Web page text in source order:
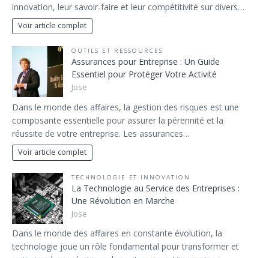
innovation, leur savoir-faire et leur compétitivité sur divers…
Voir article complet
OUTILS ET RESSOURCES
Assurances pour Entreprise : Un Guide
Essentiel pour Protéger Votre Activité
Jose
Dans le monde des affaires, la gestion des risques est une
composante essentielle pour assurer la pérennité et la
réussite de votre entreprise. Les assurances…
Voir article complet
TECHNOLOGIE ET INNOVATION
La Technologie au Service des Entreprises :
Une Révolution en Marche
Jose
Dans le monde des affaires en constante évolution, la
technologie joue un rôle fondamental pour transformer et